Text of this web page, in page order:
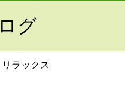
グ
リラックス